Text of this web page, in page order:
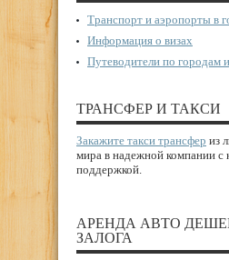
Транспорт и аэропорты в
Информация о визах
Путеводители по городам
ТРАНСФЕР И ТАКСИ
Закажите такси трансфер из
мира в надежной компании с
поддержкой.
АРЕНДА АВТО
ЗАЛОГА